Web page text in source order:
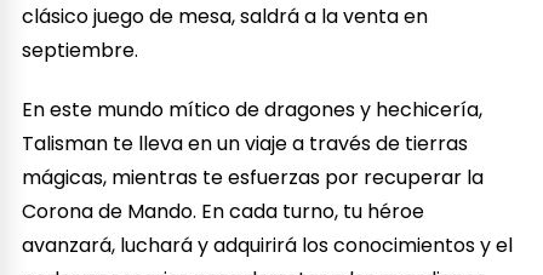
clásico juego de mesa, saldrá a la venta en
septiembre.
En este mundo mítico de dragones y hechicería,
Talisman te lleva en un viaje a través de tierras
mágicas, mientras te esfuerzas por recuperar la
Corona de Mando. En cada turno, tu héroe
avanzará, luchará y adquirirá los conocimientos y el